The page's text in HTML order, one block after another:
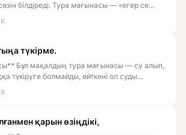
білдіреді. Тура мағынасы — «егер се...
түкірме.
Бұл мақалдың тура мағынасы — су алып,
түкіруге болмайды, өйткені ол суды
қарын өзіңдікі,